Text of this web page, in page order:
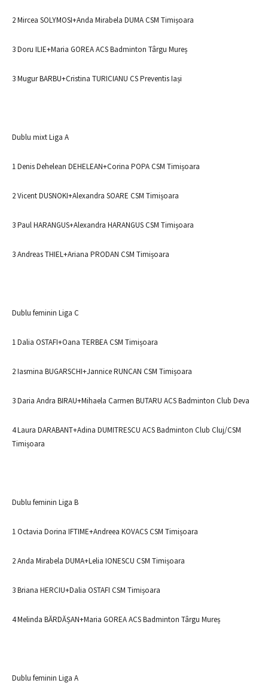
2 Mircea SOLYMOSI+Anda Mirabela DUMA CSM Timișoara
3 Doru ILIE+Maria GOREA ACS Badminton Târgu Mureș
3 Mugur BARBU+Cristina TURICIANU CS Preventis Iași
Dublu mixt Liga A
1 Denis Dehelean DEHELEAN+Corina POPA CSM Timișoara
2 Vicent DUSNOKI+Alexandra SOARE CSM Timișoara
3 Paul HARANGUS+Alexandra HARANGUS CSM Timișoara
3 Andreas THIEL+Ariana PRODAN CSM Timișoara
Dublu feminin Liga C
1 Dalia OSTAFI+Oana TERBEA CSM Timișoara
2 Iasmina BUGARSCHI+Jannice RUNCAN CSM Timișoara
3 Daria Andra BIRAU+Mihaela Carmen BUTARU ACS Badminton Club Deva
4 Laura DARABANT+Adina DUMITRESCU ACS Badminton Club Cluj/CSM
Timișoara
Dublu feminin Liga B
1 Octavia Dorina IFTIME+Andreea KOVACS CSM Timișoara
2 Anda Mirabela DUMA+Lelia IONESCU CSM Timișoara
3 Briana HERCIU+Dalia OSTAFI CSM Timișoara
4 Melinda BĂRDĂȘAN+Maria GOREA ACS Badminton Târgu Mureș
Dublu feminin Liga A